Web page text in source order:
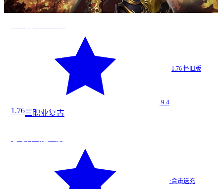
9.4
·1.76 怀旧版
1.76三职业复古
苍穹合击… ·合击送充